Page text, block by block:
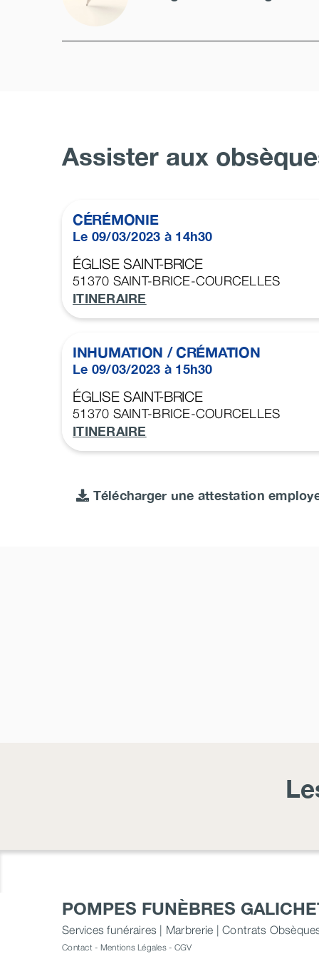
Assister aux
CÉRÉMONIE
Le 09/03/2023 à 14h30
ÉGLISE SAINT-BRICE
51370 SAINT-BRICE-COURCELLES
ITINERAIRE
INHUMATION / CRÉMATION
Le 09/03/2023 à 15h30
ÉGLISE SAINT-BRICE
51370 SAINT-BRICE-COURCELLES
ITINERAIRE
Télécharger une attestation
POMPES FUNÈBRES
Services funéraires | Marbrerie | Contrats
Contact - Mentions Légales - CGV